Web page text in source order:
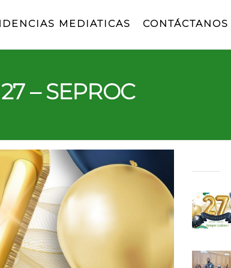
MEDIATICAS CONTÁCTANOS
– SEPROC